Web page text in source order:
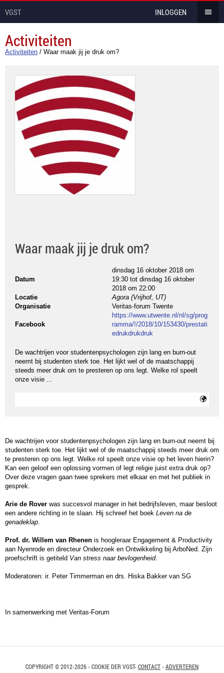
VGST INLOGGEN
Activiteiten
Activiteiten / Waar maak jij je druk om?
Waar maak jij je druk om?
Datum
dinsdag 16 oktober 2018 om
19:30 tot dinsdag 16 oktober
2018 om 22:00
Locatie
Agora (Vrijhof, UT)
Organisatie
Veritas-forum Twente
Facebook
https://www.utwente.nl/nl/sg/prog
ramma/!/2018/10/153430/prestati
edrukdrukdruk
De wachtrijen voor studentenpsychologen zijn lang en burn-out
neemt bij studenten sterk toe. Het lijkt wel of de maatschappij
steeds meer druk om te presteren op ons legt. Welke rol speelt
onze visie ...
De wachtrijen voor studentenpsychologen zijn lang en burn-out neemt bij
studenten sterk toe. Het lijkt wel of de maatschappij steeds meer druk om
te presteren op ons legt. Welke rol speelt onze visie op het leven hierin?
Kan een geloof een oplossing vormen of legt religie juist extra druk op?
Over deze vragen gaan twee sprekers met elkaar en met het publiek in
gesprek.
Arie de Rover was succesvol manager in het bedrijfsleven, maar besloot
een andere richting in te slaan. Hij schreef het boek Leven na de
genadeklap.
Prof. dr. Willem van Rhenen is hoogleraar Engagement & Productivity
aan Nyenrode en directeur Onderzoek en Ontwikkeling bij ArboNed. Zijn
proefschrift is getiteld Van stress naar bevlogenheid.
Moderatoren: ir. Peter Timmerman en drs. Hiska Bakker van SG
In samenwerking met Veritas-Forum
COPYRIGHT © 2012-2026 - COOKIE DER VGST- CONTACT- ADVERTEREN